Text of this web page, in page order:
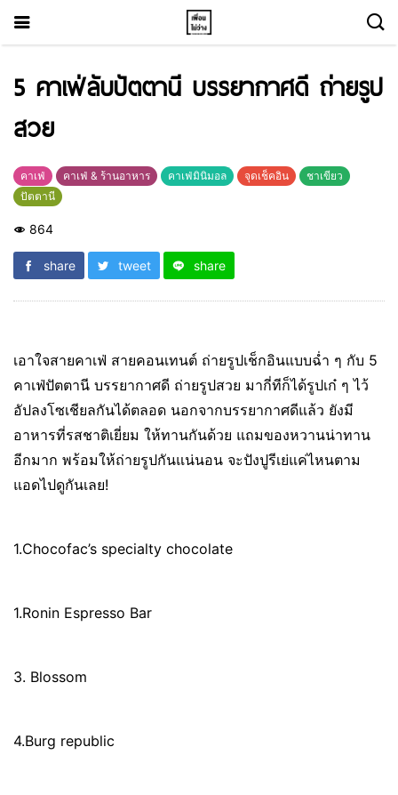
5 คาเฟ่ลับปัตตานี บรรยากาศดี ถ่ายรูป
สวย
คาเฟ่ คาเฟ่ & ร้านอาหาร คาเฟ่มินิมอล จุดเช็คอิน
ชาเขียว
ปัตตานี
864
share tweet share
เอาใจสายคาเฟ่ สายคอนเทนต์ ถ่ายรูปเช็กอินแบบฉ่ำ ๆ กับ 5
คาเฟ่ปัตตานี บรรยากาศดี ถ่ายรูปสวย มากี่ทีก็ได้รูปเก๋ ๆ ไว้
อัปลงโซเชียลกันได้ตลอด นอกจากบรรยากาศดีแล้ว ยังมี
อาหารที่รสชาติเยี่ยม ให้ทานกันด้วย แถมของหวานน่าทาน
อีกมาก พร้อมให้ถ่ายรูปกันแน่นอน จะปังปูรีเย่แค่ไหนตาม
แอดไปดูกันเลย!
1.Chocofac’s specialty chocolate
1.Ronin Espresso Bar
3. Blossom
4.Burg republic